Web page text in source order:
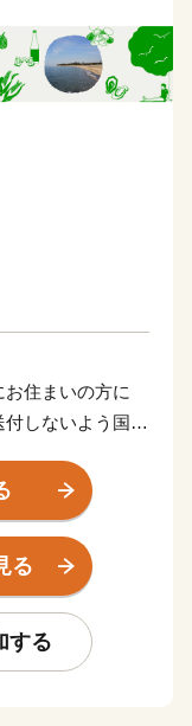
住まいの方に
しないよう国か
の町です。南は
いるエリアを含
多くの河川が北
や自然災害の少
線が走り、東九
る
する